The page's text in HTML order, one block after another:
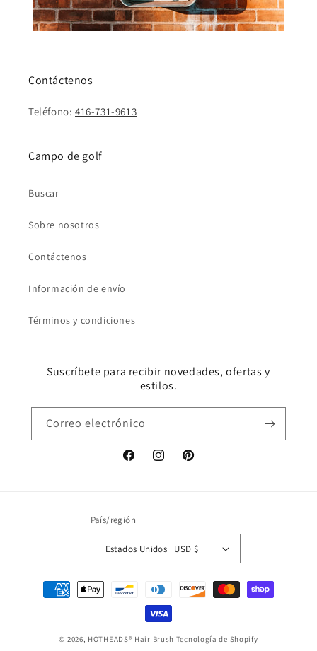
Contáctenos
Teléfono: 416-731-9613
Campo de golf
Buscar
Sobre nosotros
Contáctenos
Información de envío
Términos y condiciones
Suscríbete para recibir novedades, ofertas y
estilos.
Correo electrónico
FacebookInstagramPinterest
País/región
Estados Unidos | USD $
Formas
© 2026, HOTHEADS® Hair Brush Tecnología de Shopify